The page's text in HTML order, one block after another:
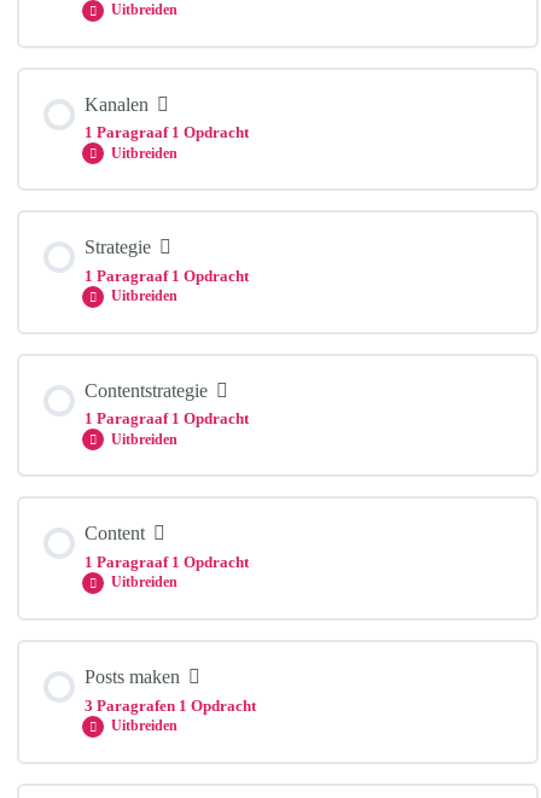
Persona
Uitbreiden
Unieke verkoopargument
Kanalen
1 Paragraaf 1 Opdracht
Uitbreiden
Social media kanalen
Strategie
1 Paragraaf 1 Opdracht
Uitbreiden
Strategie
Contentstrategie
1 Paragraaf 1 Opdracht
Uitbreiden
Contentstrategie
Content
1 Paragraaf 1 Opdracht
Uitbreiden
Posts maken
3 Paragrafen 1 Opdracht
Uitbreiden